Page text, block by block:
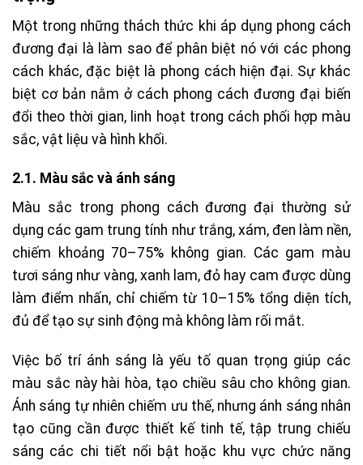
Một trong những thách thức khi áp dụng phong cách
đương đại là làm sao để phân biệt nó với các phong
cách khác, đặc biệt là phong cách hiện đại. Sự khác
biệt cơ bản nằm ở cách phong cách đương đại biến
đổi theo thời gian, linh hoạt trong cách phối hợp màu
sắc, vật liệu và hình khối.
2.1. Màu sắc và ánh sáng
Màu sắc trong phong cách đương đại thường sử
dụng các gam trung tính như trắng, xám, đen làm nền,
chiếm khoảng 70–75% không gian. Các gam màu
tươi sáng như vàng, xanh lam, đỏ hay cam được dùng
làm điểm nhấn, chỉ chiếm từ 10–15% tổng diện tích,
đủ để tạo sự sinh động mà không làm rối mắt.
Việc bố trí ánh sáng là yếu tố quan trọng giúp các
màu sắc này hài hòa, tạo chiều sâu cho không gian.
Ánh sáng tự nhiên chiếm ưu thế, nhưng ánh sáng nhân
tạo cũng cần được thiết kế tinh tế, tập trung chiếu
sáng các chi tiết nổi bật hoặc khu vực chức năng